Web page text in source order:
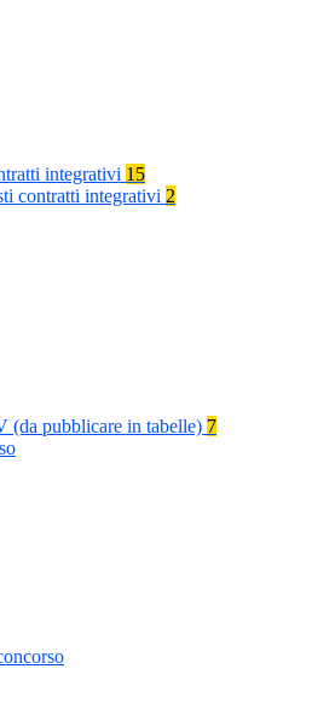
integrativi 15
contratti integrativi 2
(da pubblicare in tabelle) 7